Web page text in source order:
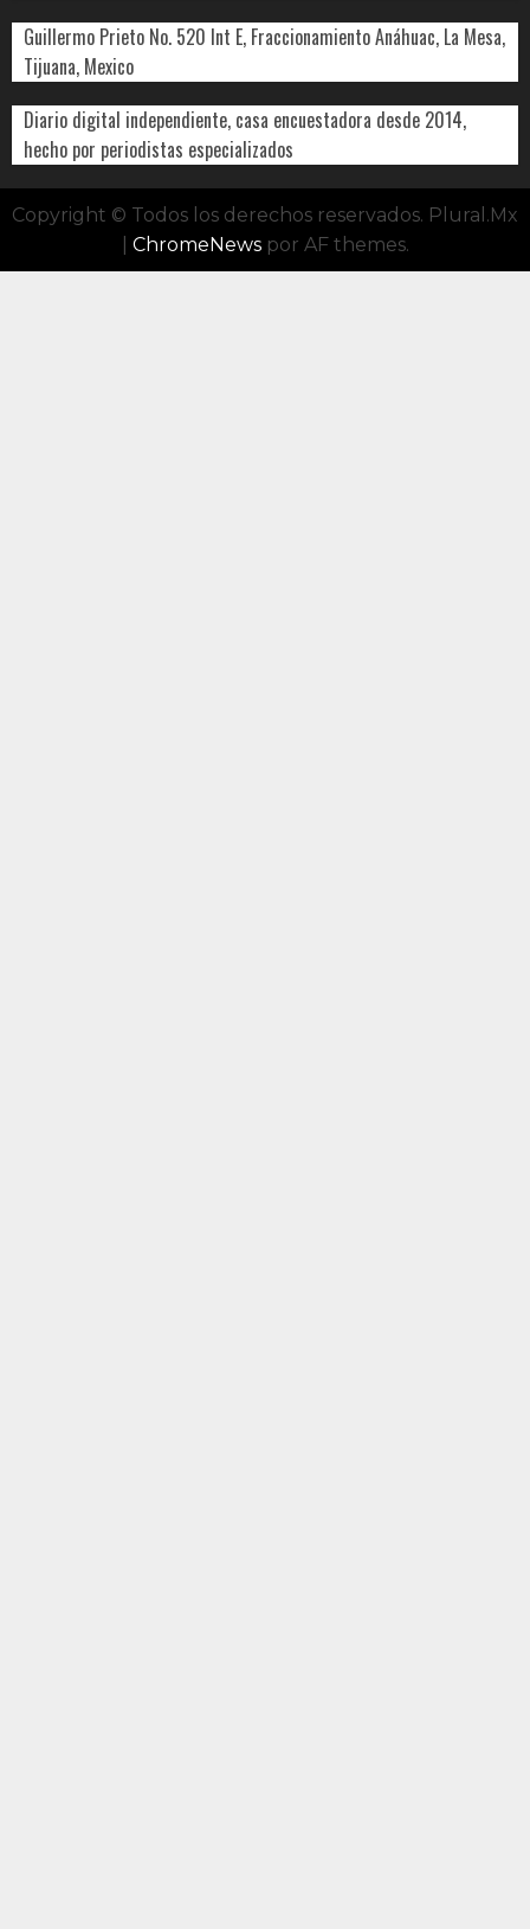
Guillermo Prieto No. 520 Int E, Fraccionamiento Anáhuac, La Mesa,
Tijuana, Mexico
Diario digital independiente, casa encuestadora desde 2014,
hecho por periodistas especializados
Copyright © Todos los derechos reservados. Plural.Mx
ChromeNewspor AF themes.